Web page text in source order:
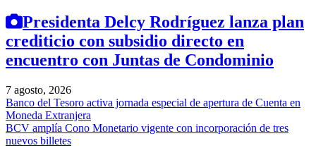
Presidenta Delcy Rodríguez lanza plan
crediticio con subsidio directo en
encuentro con Juntas de Condominio
7 agosto, 2026
Banco del Tesoro activa jornada especial de apertura de Cuenta en
Moneda Extranjera
BCV amplía Cono Monetario vigente con incorporación de tres
nuevos billetes